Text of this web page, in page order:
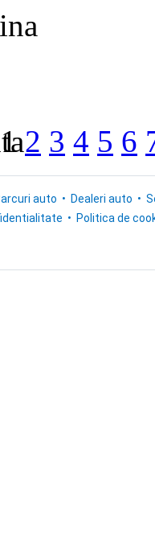
1 2 3 4 5 6
auto Dealeri auto
Politica de